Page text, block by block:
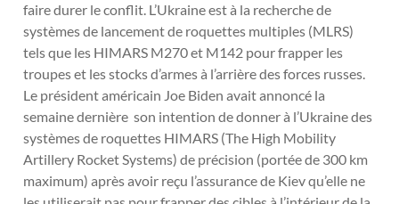
faire durer le conflit. L’Ukraine est à la recherche de
systèmes de lancement de roquettes multiples (MLRS)
tels que les HIMARS M270 et M142 pour frapper les
troupes et les stocks d’armes à l’arrière des forces russes.
Le président américain Joe Biden avait annoncé la
semaine dernière son intention de donner à l’Ukraine des
systèmes de roquettes HIMARS (The High Mobility
Artillery Rocket Systems) de précision (portée de 300 km
maximum) après avoir reçu l’assurance de Kiev qu’elle ne